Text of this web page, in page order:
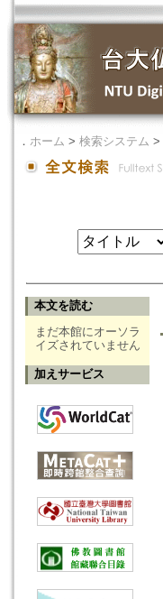
． ホーム > 検索システム >
本文を読む
まだ本館にオーソラ
イズされていません
加えサービス